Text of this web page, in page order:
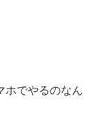
ホでやるのなん